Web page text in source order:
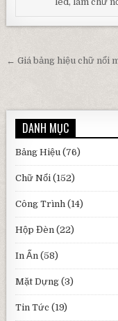
Điều hướng
← Giá bảng hiệu chữ nổi
DANH MỤC
Bảng Hiệu (76)
Chữ Nổi (152)
Công Trình (14)
Hộp Đèn (22)
In Ấn (58)
Mặt Dựng (3)
Tin Tức (19)